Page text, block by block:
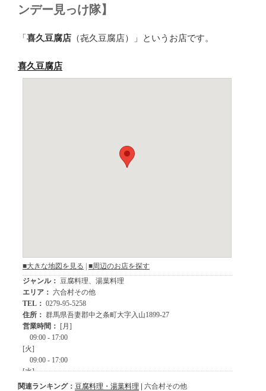
ンデー見っけ隊】
「 喜久豆腐店 （㐂久豆腐店）」というお店です。
喜久豆腐店
関連ランキング： 豆腐料理・湯葉料理 | 六合村その他